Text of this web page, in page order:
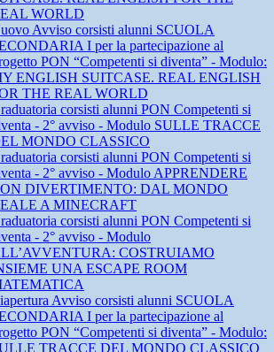
WORLD
Avviso corsisti alunni SCUOLA
I per la partecipazione al
PON “Competenti si diventa” - Modulo:
ENGLISH SUITCASE. REAL ENGLISH
THE REAL WORLD
corsisti alunni PON Competenti si
- 2° avviso - Modulo SULLE TRACCE
MONDO CLASSICO
corsisti alunni PON Competenti si
- 2° avviso - Modulo APPRENDERE
DIVERTIMENTO: DAL MONDO
A MINECRAFT
corsisti alunni PON Competenti si
- 2° avviso - Modulo
COSTRUIAMO
UNA ESCAPE ROOM
Avviso corsisti alunni SCUOLA
I per la partecipazione al
PON “Competenti si diventa” - Modulo:
TRACCE DEL MONDO CLASSICO